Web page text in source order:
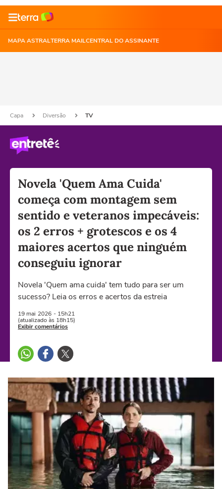
MAPA ASTRALTERRA MAILCENTRAL DO ASSINANTE
Capa Diversão TV
Novela 'Quem Ama Cuida'
começa com montagem sem
sentido e veteranos impecáveis:
os 2 erros + grotescos e os 4
maiores acertos que ninguém
conseguiu ignorar
Novela 'Quem ama cuida' tem tudo para ser um
sucesso? Leia os erros e acertos da estreia
19 mai 2026 - 15h21
(atualizado às 18h15)
Exibir comentários